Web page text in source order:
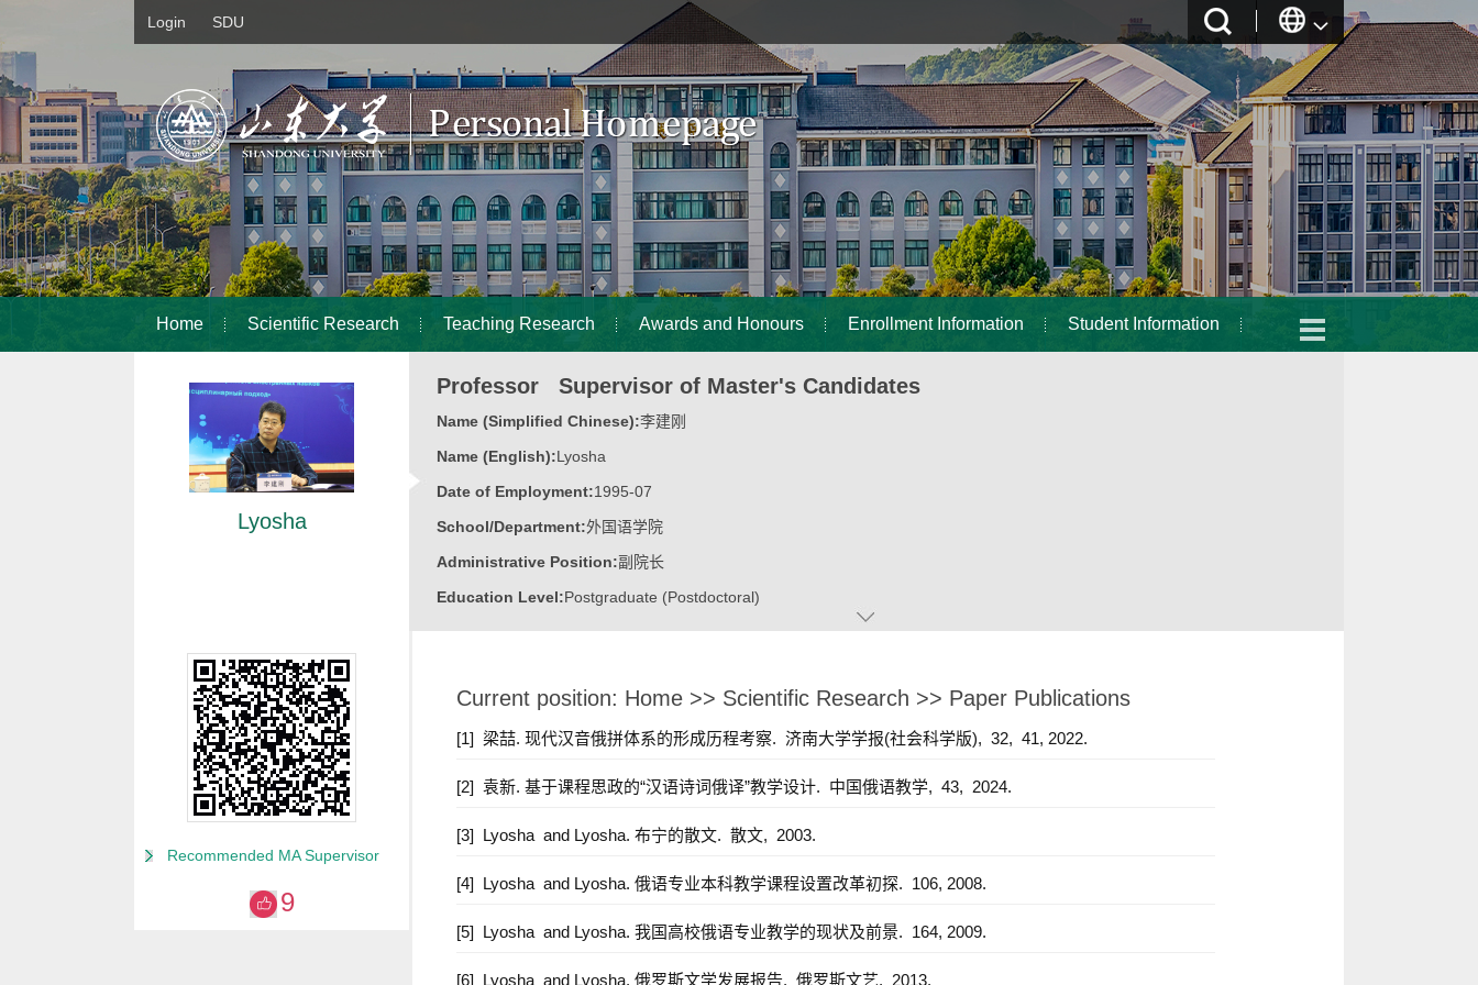
Login SDU
Home Scientific Research Teaching Research Awards and Honours Enrollment Information Student Information
Lyosha
Professor Supervisor of Master's Candidates
Name (Simplified Chinese):李建刚
Name (English):Lyosha
Date of Employment:1995-07
School/Department:外国语学院
Administrative Position:副院长
Education Level:Postgraduate (Postdoctoral)
Business Address:外文楼
Degree:Doctoral Degree in Literature
Other Post: 中国俄罗斯文学研究会理事；中国俄语教学研究会常务理事；山东省高等教育学会外语专业教学研究会秘书长；山东
College:School of Foreign Languages and Literature
Discipline:Russian Languages and Literatures
Current position: Home >> Scientific Research >> Paper Publications
[1] 梁喆. 现代汉音俄拼体系的形成历程考察. 济南大学学报(社会科学版), 32, 41, 2022.
[2] 袁新. 基于课程思政的“汉语诗词俄译”教学设计. 中国俄语教学, 43, 2024.
[3] Lyosha and Lyosha. 布宁的散文. 散文, 2003.
[4] Lyosha and Lyosha. 俄语专业本科教学课程设置改革初探. 106, 2008.
[5] Lyosha and Lyosha. 我国高校俄语专业教学的现状及前景. 164, 2009.
[6] Lyosha and Lyosha. 俄罗斯文学发展报告. 俄罗斯文艺, 2013.
Recommended MA Supervisor
9